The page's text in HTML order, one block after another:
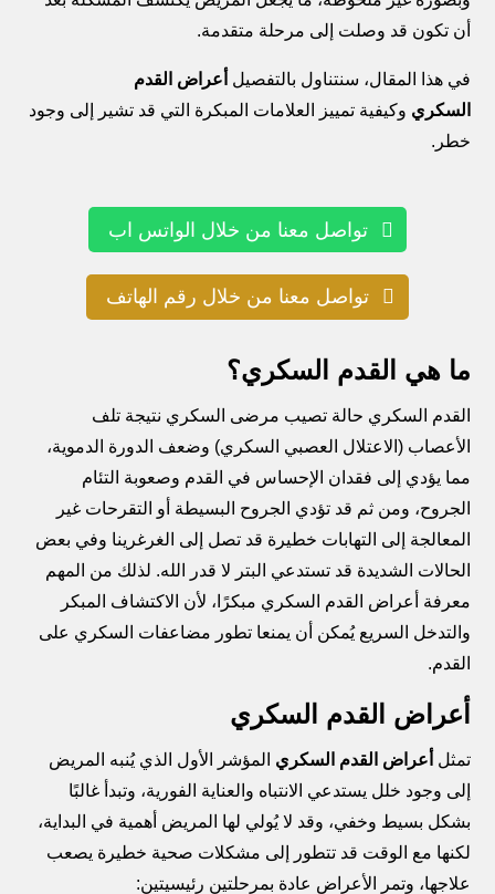
أن تكون قد وصلت إلى مرحلة متقدمة.
في هذا المقال، سنتناول بالتفصيل أعراض القدم
السكري وكيفية تمييز العلامات المبكرة التي قد تشير إلى وجود
خطر.
تواصل معنا من خلال الواتس اب
تواصل معنا من خلال رقم الهاتف
ما هي القدم السكري؟
القدم السكري حالة تصيب مرضى السكري نتيجة تلف
الأعصاب (الاعتلال العصبي السكري) وضعف الدورة الدموية،
مما يؤدي إلى فقدان الإحساس في القدم وصعوبة التئام
الجروح، ومن ثم قد تؤدي الجروح البسيطة أو التقرحات غير
المعالجة إلى التهابات خطيرة قد تصل إلى الغرغرينا وفي بعض
الحالات الشديدة قد تستدعي البتر لا قدر الله. لذلك من المهم
معرفة أعراض القدم السكري مبكرًا، لأن الاكتشاف المبكر
والتدخل السريع يُمكن أن يمنعا تطور مضاعفات السكري على
القدم.
أعراض القدم السكري
تمثل أعراض القدم السكري المؤشر الأول الذي يُنبه المريض
إلى وجود خلل يستدعي الانتباه والعناية الفورية، وتبدأ غالبًا
بشكل بسيط وخفي، وقد لا يُولي لها المريض أهمية في البداية،
لكنها مع الوقت قد تتطور إلى مشكلات صحية خطيرة يصعب
علاجها، وتمر الأعراض عادة بمرحلتين رئيسيتين: